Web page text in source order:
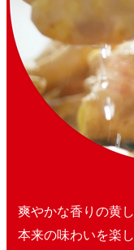
爽やかな香りの黄
本来の味わいを楽し